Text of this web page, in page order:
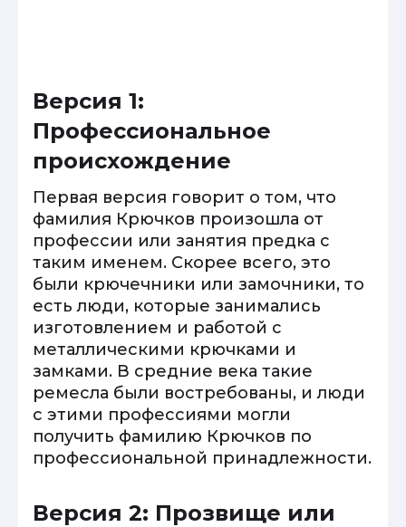
Версия 1:
Профессиональное
происхождение
Первая версия говорит о том, что
фамилия Крючков произошла от
профессии или занятия предка с
таким именем. Скорее всего, это
были крючечники или замочники, то
есть люди, которые занимались
изготовлением и работой с
металлическими крючками и
замками. В средние века такие
ремесла были востребованы, и люди
с этими профессиями могли
получить фамилию Крючков по
профессиональной принадлежности.
Версия 2: Прозвище или